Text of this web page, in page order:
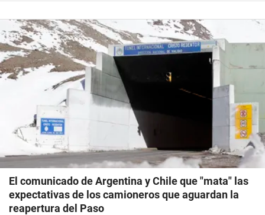
El comunicado de Argentina y Chile que "mata" las
expectativas de los camioneros que aguardan la
reapertura del Paso